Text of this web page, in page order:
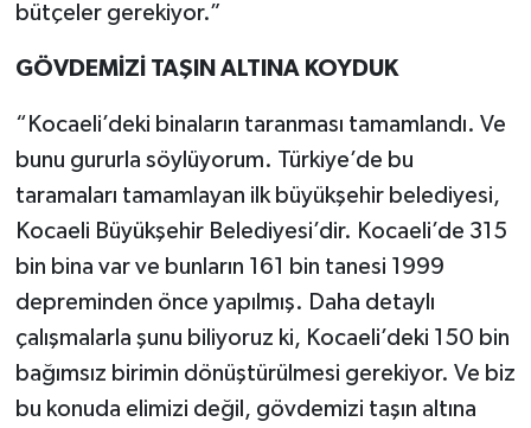
bütçeler gerekiyor.”
GÖVDEMİZİ TAŞIN ALTINA KOYDUK
“Kocaeli’deki binaların taranması tamamlandı. Ve
bunu gururla söylüyorum. Türkiye’de bu
taramaları tamamlayan ilk büyükşehir belediyesi,
Kocaeli Büyükşehir Belediyesi’dir. Kocaeli’de 315
bin bina var ve bunların 161 bin tanesi 1999
depreminden önce yapılmış. Daha detaylı
çalışmalarla şunu biliyoruz ki, Kocaeli’deki 150 bin
bağımsız birimin dönüştürülmesi gerekiyor. Ve biz
bu konuda elimizi değil, gövdemizi taşın altına